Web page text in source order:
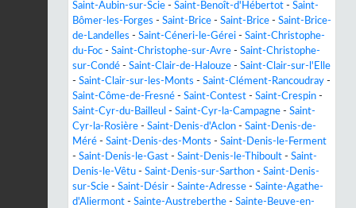
Saint-Aubin-sur-Scie - Saint-Benoît-d'Hébertot - Saint-
Bômer-les-Forges - Saint-Brice - Saint-Brice - Saint-Brice-
de-Landelles - Saint-Céneri-le-Gérei - Saint-Christophe-
du-Foc - Saint-Christophe-sur-Avre - Saint-Christophe-
sur-Condé - Saint-Clair-de-Halouze - Saint-Clair-sur-l'Elle
- Saint-Clair-sur-les-Monts - Saint-Clément-Rancoudray -
Saint-Côme-de-Fresné - Saint-Contest - Saint-Crespin -
Saint-Cyr-du-Bailleul - Saint-Cyr-la-Campagne - Saint-
Cyr-la-Rosière - Saint-Denis-d'Aclon - Saint-Denis-de-
Méré - Saint-Denis-des-Monts - Saint-Denis-le-Ferment
- Saint-Denis-le-Gast - Saint-Denis-le-Thiboult - Saint-
Denis-le-Vêtu - Saint-Denis-sur-Sarthon - Saint-Denis-
sur-Scie - Saint-Désir - Sainte-Adresse - Sainte-Agathe-
d'Aliermont - Sainte-Austreberthe - Sainte-Beuve-en-